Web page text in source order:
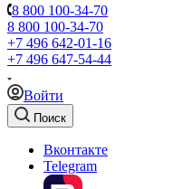
8 800 100-34-70
8 800 100-34-70
+7 496 642-01-16
+7 496 647-54-44
Войти
Поиск
Вконтакте
Telegram